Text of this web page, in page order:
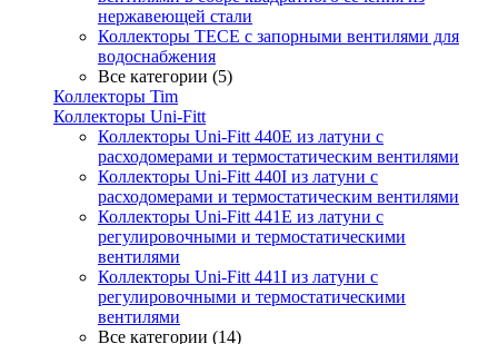
нержавеющей стали
Коллекторы TECE с запорными вентилями для
водоснабжения
Все категории (5)
Коллекторы Tim
Коллекторы Uni-Fitt
Коллекторы Uni-Fitt 440E из латуни с
расходомерами и термостатическим вентилями
Коллекторы Uni-Fitt 440I из латуни с
расходомерами и термостатическим вентилями
Коллекторы Uni-Fitt 441E из латуни с
регулировочными и термостатическими
вентилями
Коллекторы Uni-Fitt 441I из латуни с
регулировочными и термостатическими
вентилями
Все категории (14)